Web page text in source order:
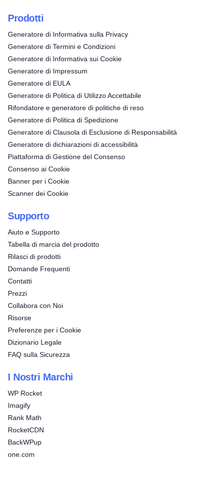
Prodotti
Generatore di Informativa sulla Privacy
Generatore di Termini e Condizioni
Generatore di Informativa sui Cookie
Generatore di Impressum
Generatore di EULA
Generatore di Politica di Utilizzo Accettabile
Rifondatore e generatore di politiche di reso
Generatore di Politica di Spedizione
Generatore di Clausola di Esclusione di Responsabilità
Generatore di dichiarazioni di accessibilità
Piattaforma di Gestione del Consenso
Consenso ai Cookie
Banner per i Cookie
Scanner dei Cookie
Supporto
Aiuto e Supporto
Tabella di marcia del prodotto
Rilasci di prodotti
Domande Frequenti
Contatti
Prezzi
Collabora con Noi
Risorse
Preferenze per i Cookie
Dizionario Legale
FAQ sulla Sicurezza
I Nostri Marchi
WP Rocket
Imagify
Rank Math
RocketCDN
BackWPup
one.com